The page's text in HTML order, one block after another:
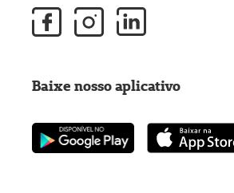
Baixe nosso aplicativo